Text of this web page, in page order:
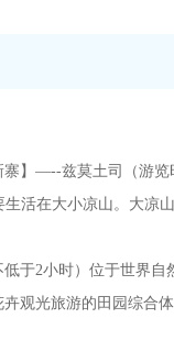
】—--兹莫土司（游
活在大小凉山。大
于2小时）位于世界
观光旅游的田园综合